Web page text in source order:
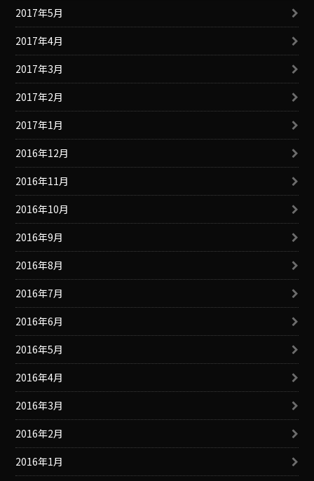
2017年5月
2017年4月
2017年3月
2017年2月
2017年1月
2016年12月
2016年11月
2016年10月
2016年9月
2016年8月
2016年7月
2016年6月
2016年5月
2016年4月
2016年3月
2016年2月
2016年1月